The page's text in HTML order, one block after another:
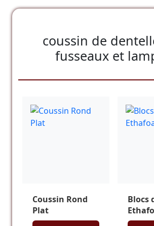
coussin de
fusseaux et
Coussin Rond
Plat
Blocs